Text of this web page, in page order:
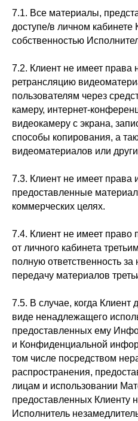
7.1. Все материалы,
доступе/в личном кабинете
собственностью
7.2. Клиент не имеет права
ретрансляцию
пользователям через
камеру, интернет-
видеокамеру с экрана,
способы копирования, а
видеоматериалов или
7.3. Клиент не имеет права
предоставленные
коммерческих целях.
7.4. Клиент не имеет право
от личного кабинета
полную ответственность
передачу материалов
7.5. В случае, когда Клиент
виде ненадлежащего
предоставленных ему
и Конфиденциальной
том числе посредством
распространения,
лицам и использовании
предоставленных Клиенту
Исполнитель